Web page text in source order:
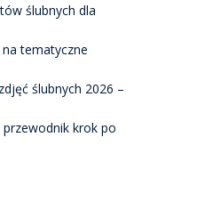
ślubnych dla
tematyczne
ślubnych 2026 –
krok po